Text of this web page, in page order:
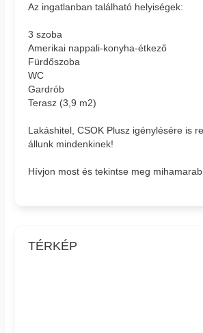
Az ingatlanban található helyiségek:
3 szoba
Amerikai nappali-konyha-étkező
Fürdőszoba
WC
Gardrób
Terasz (3,9 m2)
Lakáshitel, CSOK Plusz igénylésére is
állunk mindenkinek!
Hívjon most és tekintse meg
TÉRKÉP